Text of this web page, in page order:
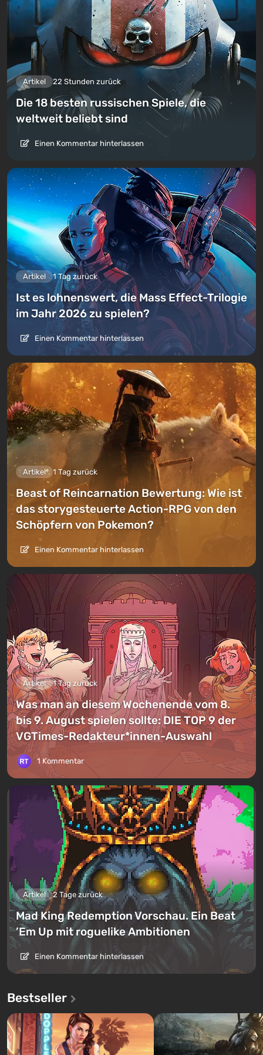
Artikel 22 Stunden zurück
Die 18 besten russischen Spiele, die
weltweit beliebt sind
Einen Kommentar hinterlassen
Artikel 1 Tag zurück
Ist es lohnenswert, die Mass Effect-Trilogie
im Jahr 2026 zu spielen?
Einen Kommentar hinterlassen
Artikel 1 Tag zurück
Beast of Reincarnation Bewertung: Wie ist
das storygesteuerte Action-RPG von den
Schöpfern von Pokemon?
Einen Kommentar hinterlassen
Artikel 1 Tag zurück
Was man an diesem Wochenende vom 8.
bis 9. August spielen sollte: DIE TOP 9 der
VGTimes-Redakteur*innen-Auswahl
1 Kommentar
Artikel 2 Tage zurück
Mad King Redemption Vorschau. Ein Beat
’Em Up mit roguelike Ambitionen
Einen Kommentar hinterlassen
Bestseller